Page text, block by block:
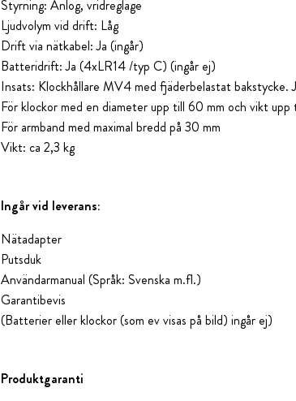
Styrning: Anlog, vridreglage
Ljudvolym vid drift: Låg
Drift via nätkabel: Ja (ingår)
Batteridrift: Ja (4xLR14 /typ C) (ingår ej)
Insats: Klockhållare MV4 med fjäderbelastat bakstycke.
För klockor med en diameter upp till 60 mm och vikt
För armband med maximal bredd på 30 mm
Vikt: ca 2,3 kg
Ingår vid leverans:
Nätadapter
Putsduk
Användarmanual (Språk: Svenska m.fl.)
Garantibevis
(Batterier eller klockor (som ev visas på bild) ingår ej)
Produktgaranti